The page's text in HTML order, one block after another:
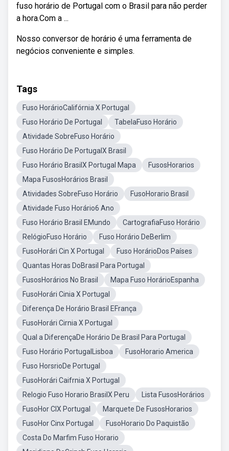
fuso horário de Portugal com o Brasil para não perder
a hora.Com a ...
Nosso conversor de horário é uma ferramenta de
negócios conveniente e simples.
Tags
Fuso HorárioCalifórnia X Portugal
Fuso Horário De Portugal
TabelaFuso Horário
Atividade SobreFuso Horário
Fuso Horário De PortugalX Brasil
Fuso Horário BrasilX Portugal Mapa
FusosHorarios
Mapa FusosHorários Brasil
Atividades SobreFuso Horário
FusoHorario Brasil
Atividade Fuso Horário6 Ano
Fuso Horário Brasil EMundo
CartografiaFuso Horário
RelógioFuso Horário
Fuso Horário DeBerlim
FusoHorári Cin X Portugal
Fuso HorárioDos Países
Quantas Horas DoBrasil Para Portugal
FusosHorários No Brasil
Mapa Fuso HorárioEspanha
FusoHorári Cinia X Portugal
Diferença De Horário Brasil EFrança
FusoHorári Cirnia X Portugal
Qual a DiferençaDe Horário De Brasil Para Portugal
Fuso Horário PortugalLisboa
FusoHorario America
Fuso HorsrioDe Portugal
FusoHorári Caifrnia X Portugal
Relogio Fuso Horario BrasilX Peru
Lista FusosHorários
FusoHor CIX Portugal
Marquete De FusosHorarios
FusoHor Cinx Portugal
FusoHorario Do Paquistão
Costa Do Marfim Fuso Horario